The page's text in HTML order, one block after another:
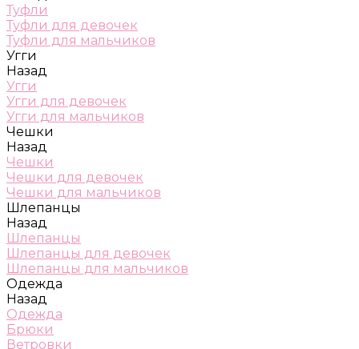
Туфли
Туфли для девочек
Туфли для мальчиков
Угги
Назад
Угги
Угги для девочек
Угги для мальчиков
Чешки
Назад
Чешки
Чешки для девочек
Чешки для мальчиков
Шлепанцы
Назад
Шлепанцы
Шлепанцы для девочек
Шлепанцы для мальчиков
Одежда
Назад
Одежда
Брюки
Ветровки